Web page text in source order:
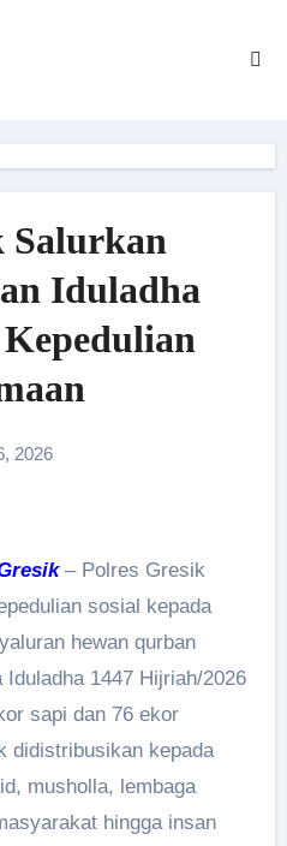
Salurkan
Iduladha
2026
– Polres Gresik
sosial kepada
hewan qurban
1447 Hijriah/2026
sapi dan 76 ekor
didistribusikan kepada
musholla, lembaga
hingga insan